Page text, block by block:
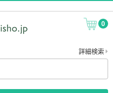
0
詳細検索